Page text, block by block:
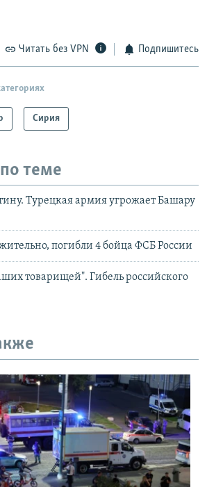
Читать без VPN Подпишитесь
Сирия
теме
Турецкая армия угрожает Башару
погибли 4 бойца ФСБ России
товарищей". Гибель российского